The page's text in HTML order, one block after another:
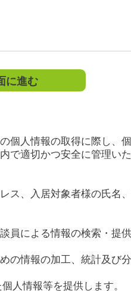
に進む
個人情報の取得に際し、
で適切かつ安全に管理い
ス、入居対象者様の氏名
員による情報の検索・提
の情報の加工、統計及び分
人情報等を提供します。